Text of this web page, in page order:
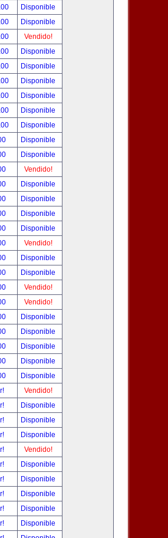
Disponible
Disponible
Vendido!
Disponible
Disponible
Disponible
Disponible
Disponible
Disponible
Disponible
Disponible
Vendido!
Disponible
Disponible
Disponible
Disponible
Vendido!
Disponible
Disponible
Vendido!
Vendido!
Disponible
Disponible
Disponible
Disponible
Disponible
Vendido!
Disponible
Disponible
Disponible
Vendido!
Disponible
Disponible
Disponible
Disponible
Disponible